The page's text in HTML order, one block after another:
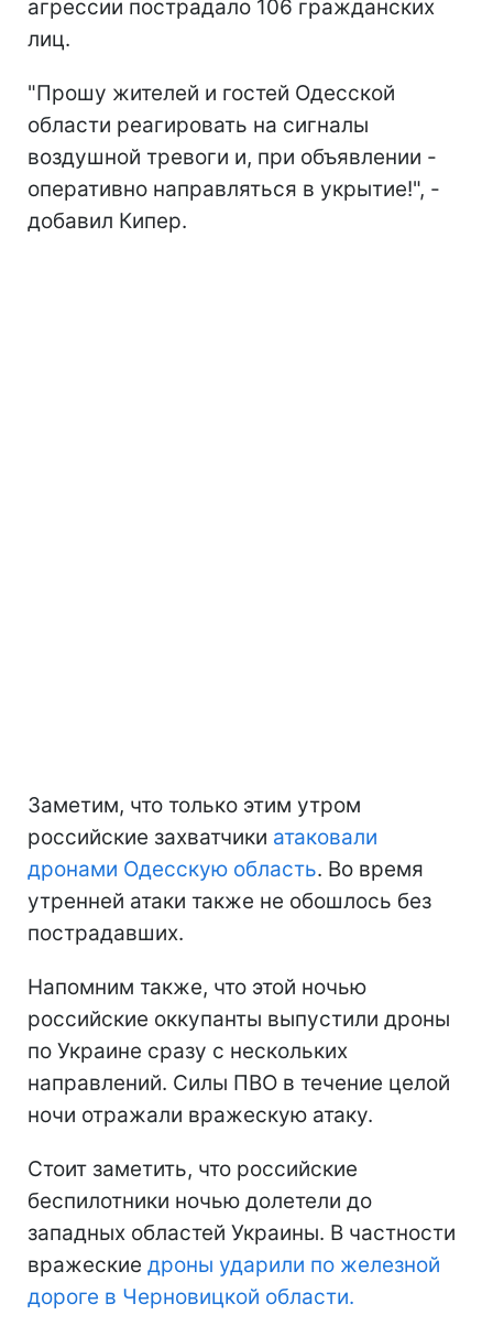
агрессии пострадало 106 гражданских
лиц.
"Прошу жителей и гостей Одесской
области реагировать на сигналы
воздушной тревоги и, при объявлении -
оперативно направляться в укрытие!", -
добавил Кипер.
Заметим, что только этим утром
российские захватчики атаковали
дронами Одесскую область. Во время
утренней атаки также не обошлось без
пострадавших.
Напомним также, что этой ночью
российские оккупанты выпустили дроны
по Украине сразу с нескольких
направлений. Силы ПВО в течение целой
ночи отражали вражескую атаку.
Стоит заметить, что российские
беспилотники ночью долетели до
западных областей Украины. В частности
вражеские дроны ударили по железной
дороге в Черновицкой области.